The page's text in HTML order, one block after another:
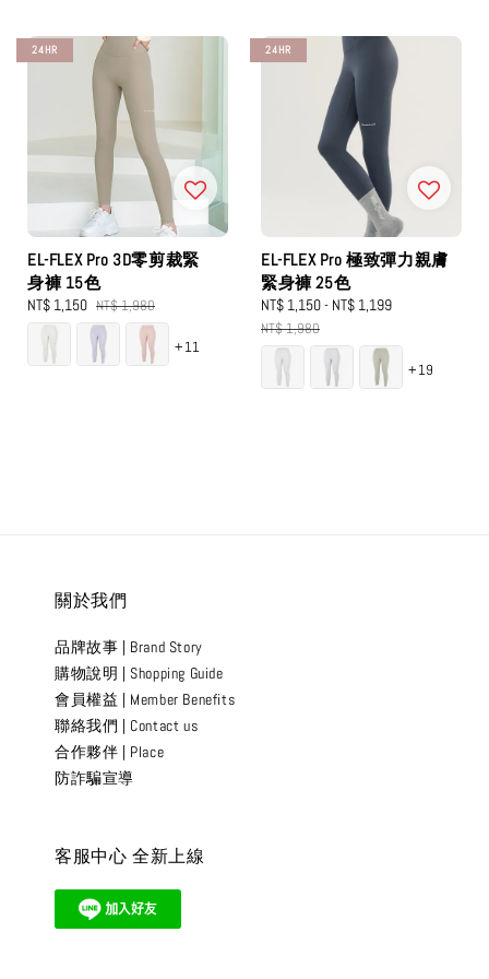
24HR
EL-FLEX Pro 3D零剪裁緊
身褲 15色
Sale
price
NT$ 1,150 Regular
price
NT$ 1,980
+11
24HR
EL-FLEX Pro 極致彈力親膚
緊身褲 25色
Sale
price
NT$ 1,150- NT$ 1,199
NT$ 1,980
+19
關於我們
品牌故事 | Brand Story
購物說明 | Shopping Guide
會員權益 | Member Benefits
聯絡我們 | Contact us
合作夥伴 | Place
防詐騙宣導
客服中心 全新上線